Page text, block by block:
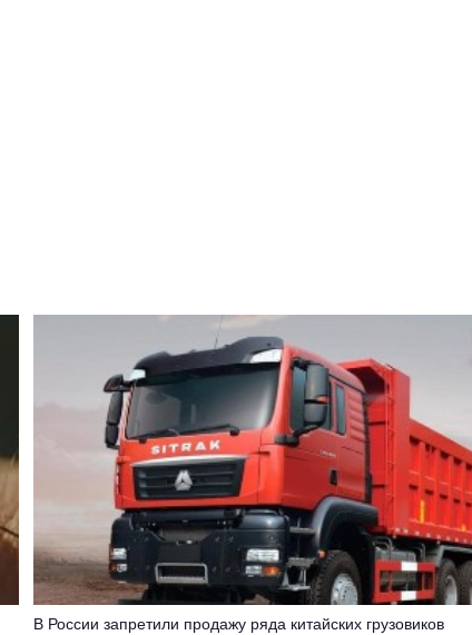
В России запретили продажу ряда китайских грузовиков